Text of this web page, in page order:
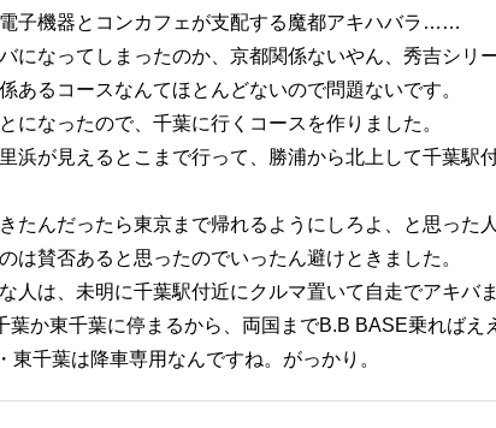
子機器とコンカフェが支配する魔都アキハバラ……
になってしまったのか、京都関係ないやん、秀吉シリ
あるコースなんてほとんどないので問題ないです。
になったので、千葉に行くコースを作りました。
浜が見えるとこまで行って、勝浦から北上して千葉駅
たんだったら東京まで帰れるようにしろよ、と思った
は賛否あると思ったのでいったん避けときました。
人は、未明に千葉駅付近にクルマ置いて自走でアキバ
葉か東千葉に停まるから、両国までB.B BASE乗れば
東千葉は降車専用なんですね。がっかり。